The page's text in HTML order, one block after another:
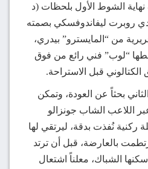
الشوط الأول بلحظات (د
روبرت ليفاندوفسكي بصمته
من “المايسترو” بيدري،
“لوب” فني رائع من فوق
الكتالوني قبل الاستراحة.
بحثاً عن العودة، وتمكن
اللاعب الشاب جونزالو
ركنية نُفذت بدقة، ليرتقي لها
بالعارضة، قبل أن ترتد
الشباك، معلناً اشتعال